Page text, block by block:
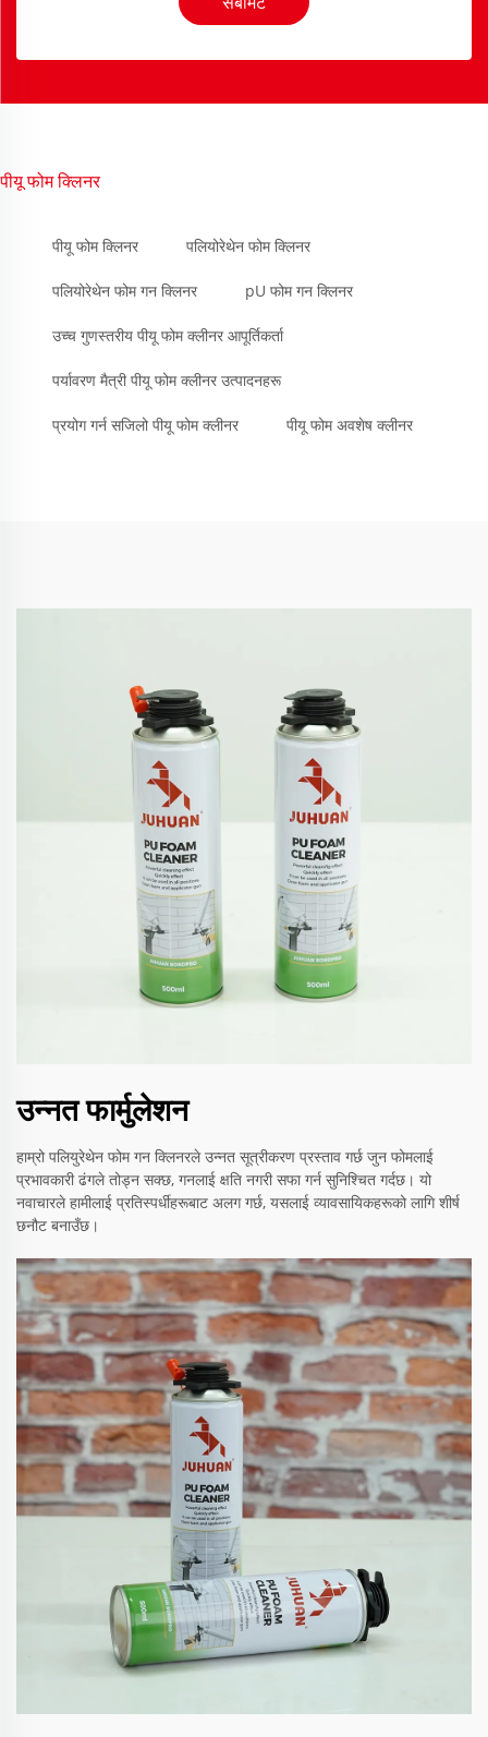
पीयू फोम क्लिनर
पीयू फोम क्लिनर पलियोरेथेन फोम क्लिनर
पलियोरेथेन फोम गन क्लिनर pU फोम गन क्लिनर
उच्च गुणस्तरीय पीयू फोम क्लीनर आपूर्तिकर्ता
पर्यावरण मैत्री पीयू फोम क्लीनर उत्पादनहरू
प्रयोग गर्न सजिलो पीयू फोम क्लीनर पीयू फोम अवशेष क्लीनर
उन्नत फार्मुलेशन
हाम्रो पलियुरेथेन फोम गन क्लिनरले उन्नत सूत्रीकरण प्रस्ताव गर्छ जुन फोमलाई
प्रभावकारी ढंगले तोड्न सक्छ, गनलाई क्षति नगरी सफा गर्न सुनिश्चित गर्दछ। यो
नवाचारले हामीलाई प्रतिस्पर्धीहरूबाट अलग गर्छ, यसलाई व्यावसायिकहरूको लागि शीर्ष
छनौट बनाउँछ।